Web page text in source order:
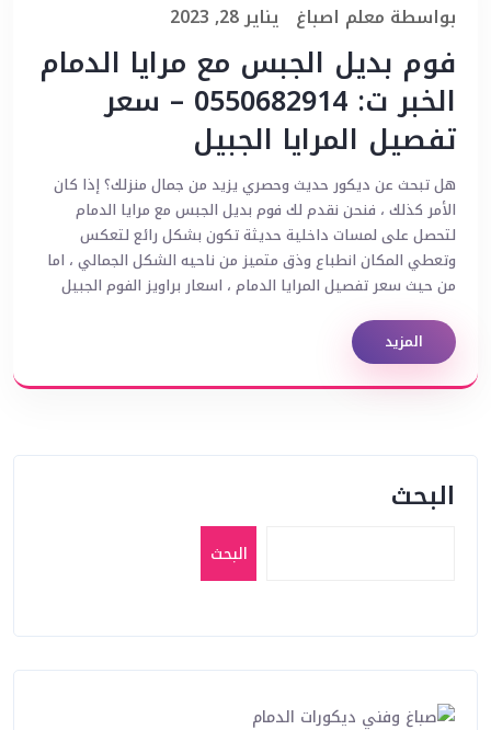
بواسطة معلم اصباغ يناير 28, 2023
فوم بديل الجبس مع مرايا الدمام
الخبر ت: 0550682914 – سعر
تفصيل المرايا الجبيل
هل تبحث عن ديكور حديث وحصري يزيد من جمال منزلك؟ إذا كان
الأمر كذلك ، فنحن نقدم لك فوم بديل الجبس مع مرايا الدمام
لتحصل على لمسات داخلية حديثة تكون بشكل رائع لتعكس
وتعطي المكان انطباع وذق متميز من ناحيه الشكل الجمالي ، اما
من حيث سعر تفصيل المرايا الدمام ، اسعار براويز الفوم الجبيل
المزيد
البحث
البحث